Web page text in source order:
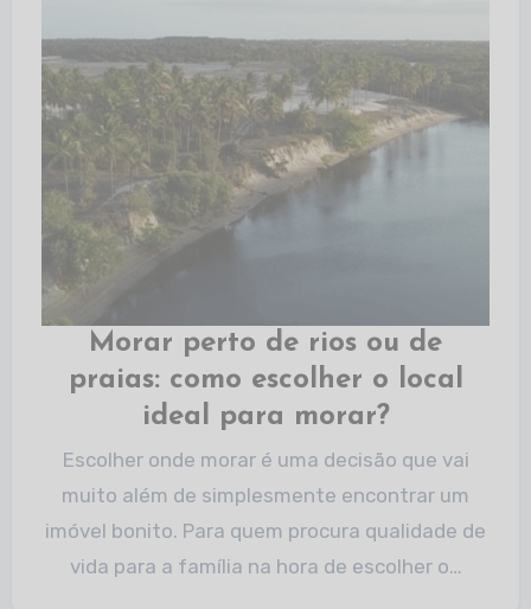
Morar perto de rios ou de
praias: como escolher o local
ideal para morar?
Escolher onde morar é uma decisão que vai
muito além de simplesmente encontrar um
imóvel bonito. Para quem procura qualidade de
vida para a família na hora de escolher o…